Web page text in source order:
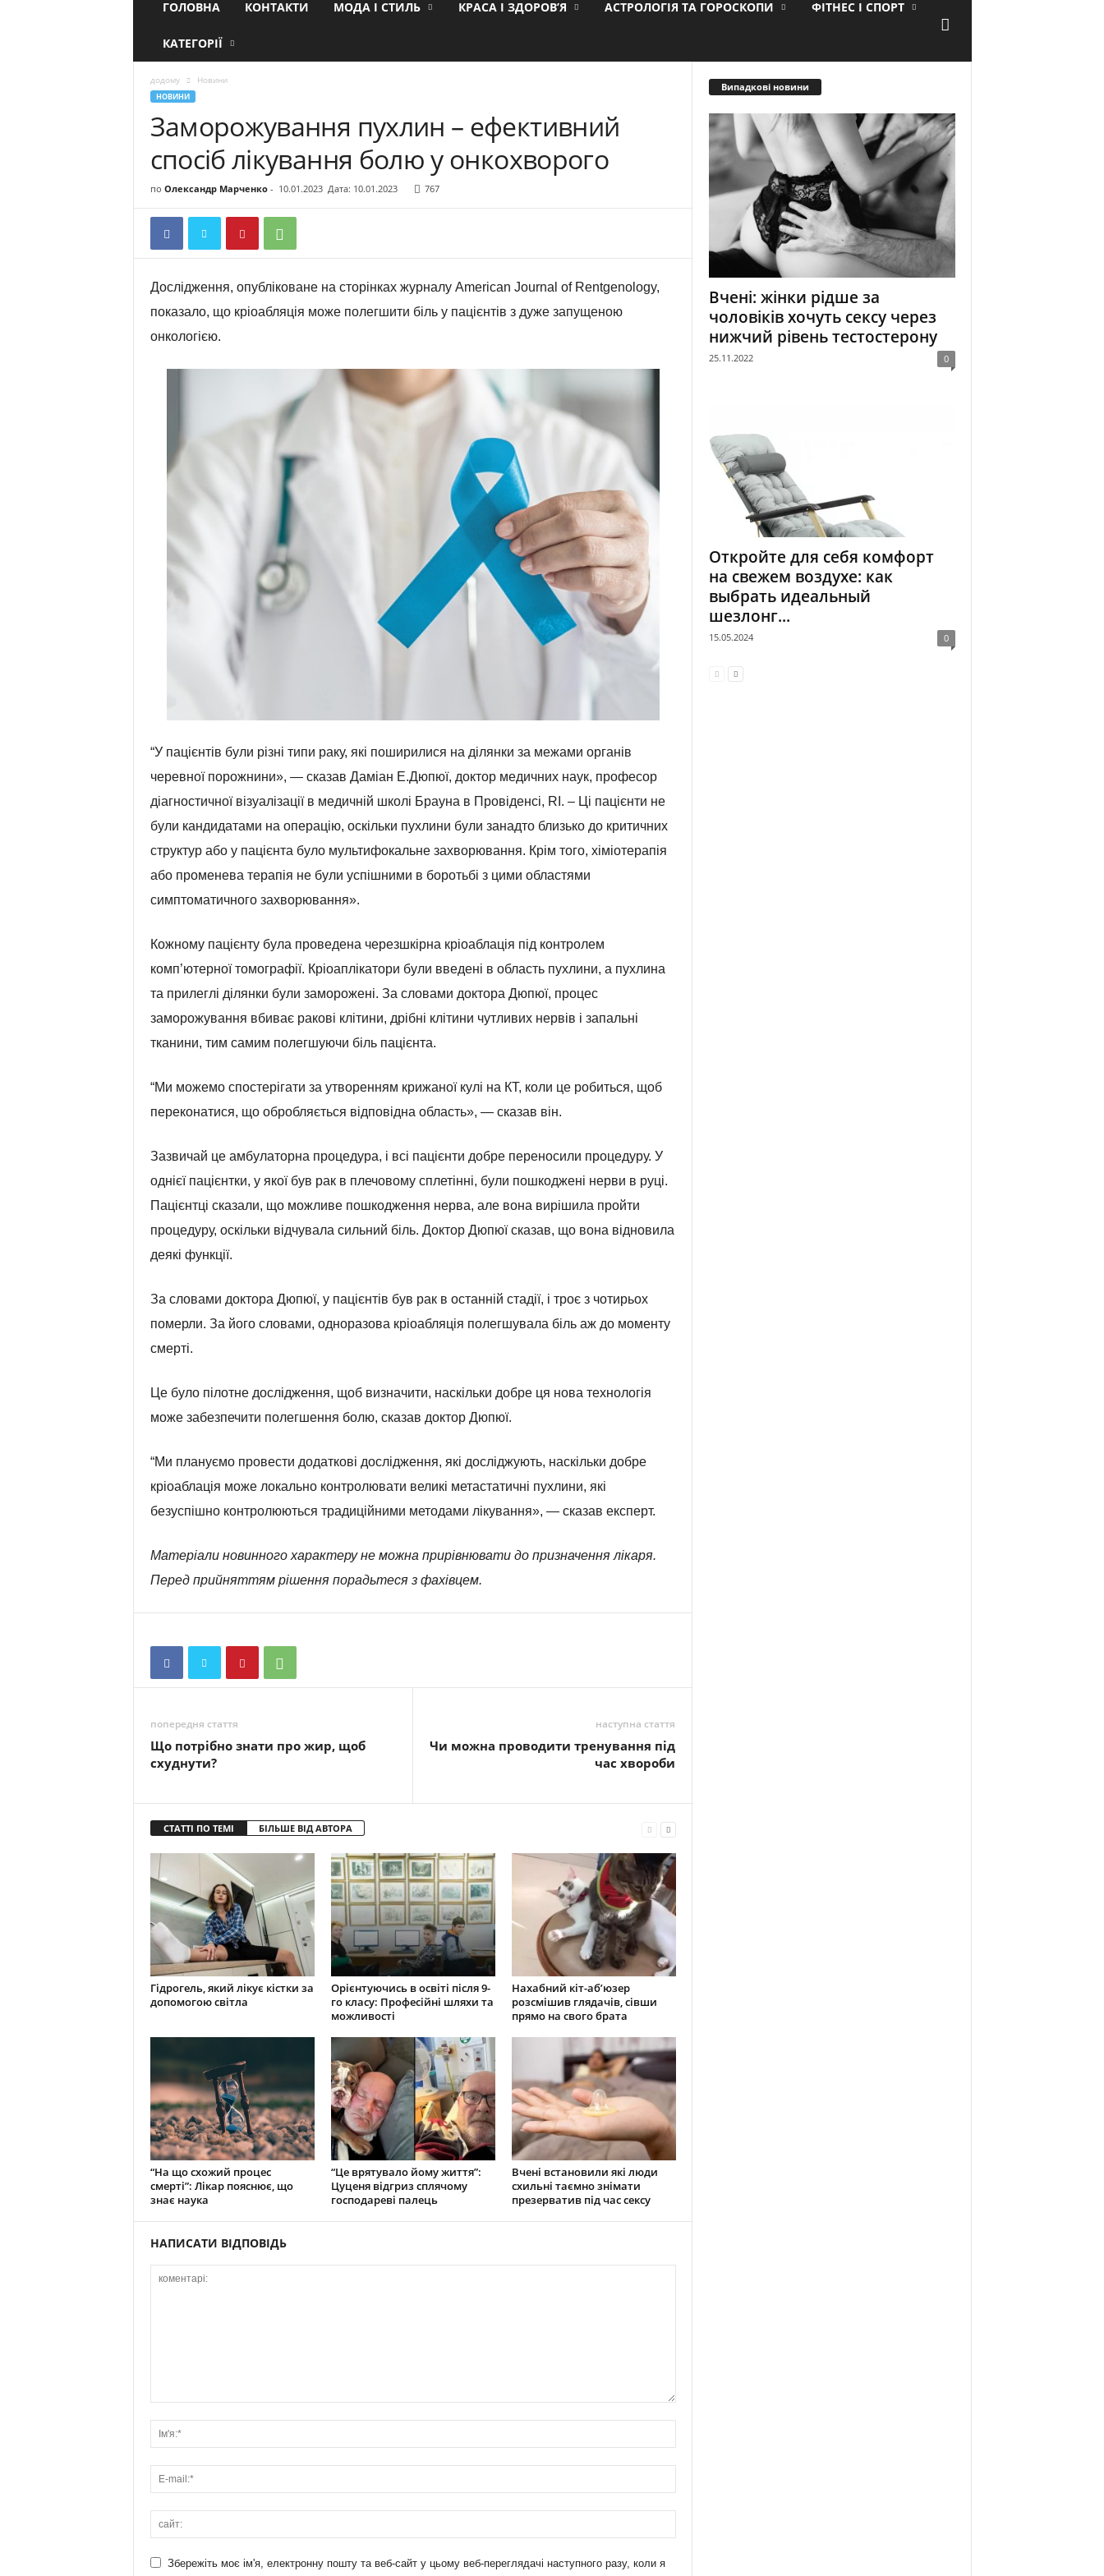
ГОЛОВНА КОНТАКТИ МОДА І СТИЛЬ КРАСА І ЗДОРОВ’Я АСТРОЛОГІЯ ТА ГОРОСКОПИ ФІТНЕС І СПОРТ
КАТЕГОРІЇ
додому Новини
НОВИНИ
Заморожування пухлин – ефективний
спосіб лікування болю у онкохворого
по Олександр Марченко- 10.01.2023 Дата: 10.01.2023 767
Дослідження, опубліковане на сторінках журналу American Journal of Rentgenology,
показало, що кріоабляція може полегшити біль у пацієнтів з дуже запущеною
онкологією.
“У пацієнтів були різні типи раку, які поширилися на ділянки за межами органів
черевної порожнини», — сказав Даміан Е.Дюпюї, доктор медичних наук, професор
діагностичної візуалізації в медичній школі Брауна в Провіденсі, RI. – Ці пацієнти не
були кандидатами на операцію, оскільки пухлини були занадто близько до критичних
структур або у пацієнта було мультифокальне захворювання. Крім того, хіміотерапія
або променева терапія не були успішними в боротьбі з цими областями
симптоматичного захворювання».
Кожному пацієнту була проведена черезшкірна кріоаблація під контролем
комп’ютерної томографії. Кріоаплікатори були введені в область пухлини, а пухлина
та прилеглі ділянки були заморожені. За словами доктора Дюпюї, процес
заморожування вбиває ракові клітини, дрібні клітини чутливих нервів і запальні
тканини, тим самим полегшуючи біль пацієнта.
“Ми можемо спостерігати за утворенням крижаної кулі на КТ, коли це робиться, щоб
переконатися, що обробляється відповідна область», — сказав він.
Зазвичай це амбулаторна процедура, і всі пацієнти добре переносили процедуру. У
однієї пацієнтки, у якої був рак в плечовому сплетінні, були пошкоджені нерви в руці.
Пацієнтці сказали, що можливе пошкодження нерва, але вона вирішила пройти
процедуру, оскільки відчувала сильний біль. Доктор Дюпюї сказав, що вона відновила
деякі функції.
За словами доктора Дюпюї, у пацієнтів був рак в останній стадії, і троє з чотирьох
померли. За його словами, одноразова кріоабляція полегшувала біль аж до моменту
смерті.
Це було пілотне дослідження, щоб визначити, наскільки добре ця нова технологія
може забезпечити полегшення болю, сказав доктор Дюпюї.
“Ми плануємо провести додаткові дослідження, які досліджують, наскільки добре
кріоаблація може локально контролювати великі метастатичні пухлини, які
безуспішно контролюються традиційними методами лікування», — сказав експерт.
Матеріали новинного характеру не можна прирівнювати до призначення лікаря.
Перед прийняттям рішення порадьтеся з фахівцем.
попередня стаття
Що потрібно знати про жир, щоб
схуднути?
наступна стаття
Чи можна проводити тренування під
час хвороби
СТАТТІ ПО ТЕМІ БІЛЬШЕ ВІД АВТОРА
Гідрогель, який лікує кістки за
допомогою світла
Орієнтуючись в освіті після 9-
го класу: Професійні шляхи та
можливості
Нахабний кіт-аб’юзер
розсмішив глядачів, сівши
прямо на свого брата
“На що схожий процес
смерті”: Лікар пояснює, що
знає наука
“Це врятувало йому життя”:
Цуценя відгриз сплячому
господареві палець
Вчені встановили які люди
схильні таємно знімати
презерватив під час сексу
НАПИСАТИ ВІДПОВІДЬ
Збережіть моє ім'я, електронну пошту та веб-сайт у цьому веб-переглядачі наступного разу, коли я
Випадкові новини
Вчені: жінки рідше за
чоловіків хочуть сексу через
нижчий рівень тестостерону
25.11.2022 0
Откройте для себя комфорт
на свежем воздухе: как
выбрать идеальный
шезлонг...
15.05.2024 0